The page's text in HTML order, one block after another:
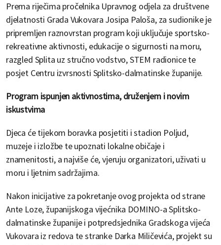
Prema riječima pročelnika Upravnog odjela za društvene
djelatnosti Grada Vukovara Josipa Paloša, za sudionike je
pripremljen raznovrstan program koji uključuje sportsko-
rekreativne aktivnosti, edukacije o sigurnosti na moru,
razgled Splita uz stručno vodstvo, STEM radionice te
posjet Centru izvrsnosti Splitsko-dalmatinske županije.
Program ispunjen aktivnostima, druženjem i novim
iskustvima
Djeca će tijekom boravka posjetiti i stadion Poljud,
muzeje i izložbe te upoznati lokalne običaje i
znamenitosti, a najviše će, vjeruju organizatori, uživati u
moru i ljetnim sadržajima.
Nakon inicijative za pokretanje ovog projekta od strane
Ante Loze, županijskoga vijećnika DOMINO-a Splitsko-
dalmatinske županije i potpredsjednika Gradskoga vijeća
Vukovara iz redova te stranke Darka Miličevića, projekt su